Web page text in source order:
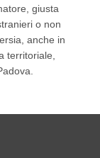
giusta
o non
anche in
territoriale,